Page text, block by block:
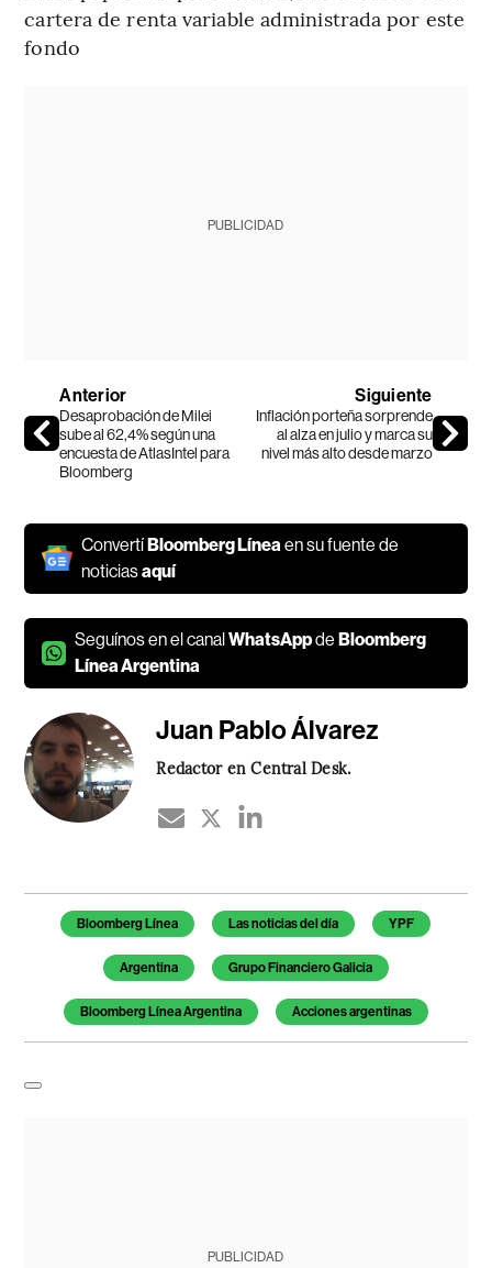
cartera de renta variable administrada por este
fondo
PUBLICIDAD
Anterior
Desaprobación de Milei
sube al 62,4% según una
encuesta de AtlasIntel para
Bloomberg
Siguiente
Inflación porteña sorprende
al alza en julio y marca su
nivel más alto desde marzo
ConvertíBloomberg Línea en su fuente de
noticiasaquí
Seguínos en el canalWhatsAppdeBloomberg
Línea Argentina
Juan Pablo Álvarez
Redactor en Central Desk.
Temas de este artículo
Bloomberg Línea Las noticias del día YPF
Argentina Grupo Financiero Galicia
Bloomberg Línea Argentina Acciones argentinas
PUBLICIDAD